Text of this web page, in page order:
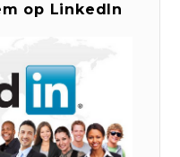
op LinkedIn